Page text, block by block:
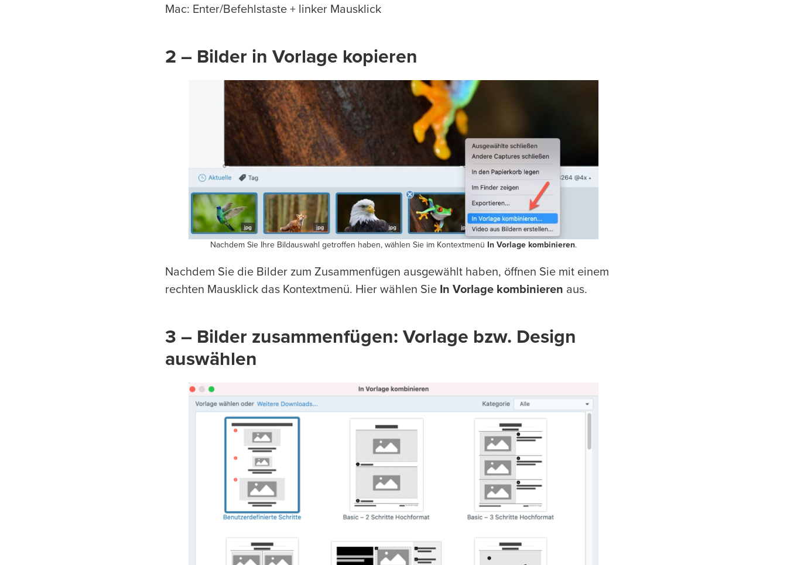
Mac: Enter/Befehlstaste + linker Mausklick
2 – Bilder in Vorlage kopieren
Nachdem Sie Ihre Bildauswahl getroffen haben, wählen Sie im Kontextmenü In Vorlage kombinieren.
Nachdem Sie die Bilder zum Zusammenfügen ausgewählt haben, öffnen Sie mit einem
rechten Mausklick das Kontextmenü. Hier wählen Sie In Vorlage kombinieren aus.
3 – Bilder zusammenfügen: Vorlage bzw. Design
auswählen